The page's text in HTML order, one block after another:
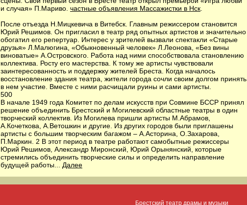
и случая» П.Мариво. частные объявления Массажистки в Нск
После отъезда Н.Мицкевича в Витебск. Главным режиссером становится
Юрий Решимов. Он пригласил в театр ряд опытных артистов и значительно
обогатил его репертуар. Интерес у зрителей вызвали спектакли «Старые
друзья» Л.Малюгина, «Обыкновенный человек» Л.Леонова, «Без вины
виноватые» А.Островского. Работа над ними способствовала становлению
коллектива. Росту его мастерства. К тому же артисты чувствовали
заинтересованность и поддержку жителей Бреста. Когда началось
восстановление здания театра, жители города сочли своим долгом принять
в нем участие. Вместе с ними расчищали руины и сами артисты.
500
В начале 1949 года Комитет по делам искусств при Совмине БССР принял
решение объединить Брестский и Могилевский областные театры в один
творческий коллектив. Из Могилева пришли артисты М.Абрамов,
А.Кочеткова, А.Ветошкин и другие. Из других городов были приглашены
артисты с большим творческим багажом – А.Асторина, О.Захарова,
П.Маркин. 2 В этот период в театре работают самобытные режиссеры
Юрий Решимов, Александр Миронский, Юрий Орынянский, которые
стремились объединить творческие силы и определить направление
будущей работы... Далее
Брестский театр драмы и музыки